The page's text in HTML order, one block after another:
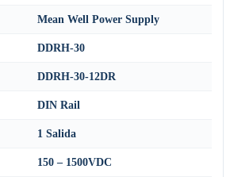
Mean Well Power Supply
DDRH-30
DDRH-30-12DR
DIN Rail
1 Salida
150 – 1500VDC